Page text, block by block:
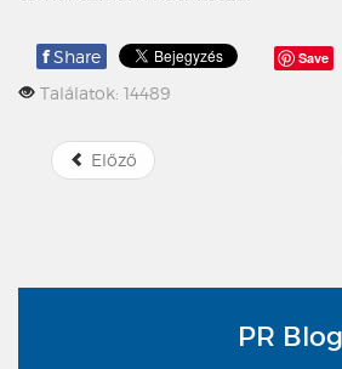
f Share Save
Találatok: 14489
Előző
PR Blog